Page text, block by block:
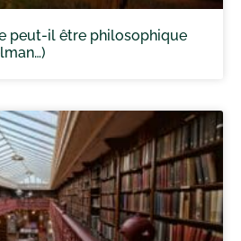
peut-il être philosophique